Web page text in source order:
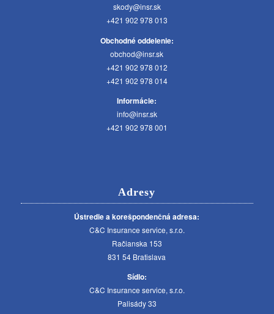
skody@insr.sk
+421 902 978 013
Obchodné oddelenie:
obchod@insr.sk
+421 902 978 012
+421 902 978 014
Informácie:
info@insr.sk
+421 902 978 001
Adresy
Ústredie a korešpondenčná adresa:
C&C Insurance service, s.r.o.
Račianska 153
831 54 Bratislava
Sídlo:
C&C Insurance service, s.r.o.
Palisády 33